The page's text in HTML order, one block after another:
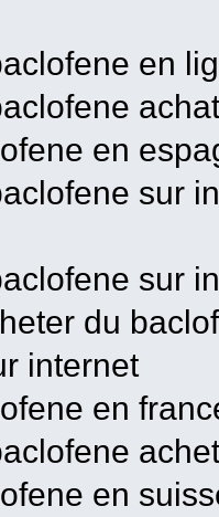
en
en
sur
sur
du
internet
en
en